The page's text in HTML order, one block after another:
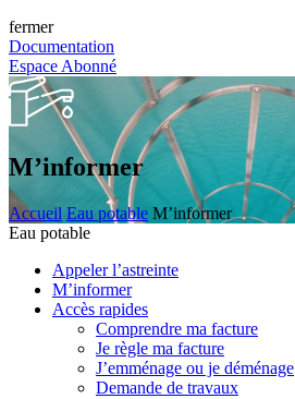
fermer
Documentation
Espace Abonné
M’informer
Accueil Eau potable M’informer
Eau potable
Appeler l’astreinte
M’informer
Accès rapides
Comprendre ma facture
Je règle ma facture
J’emménage ou je déménage
Demande de travaux